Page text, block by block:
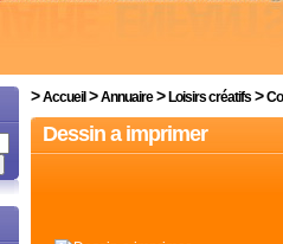
>Accueil>Annuaire> Loisirs créatifs >
Dessin a imprimer